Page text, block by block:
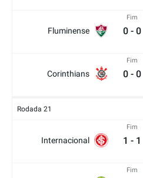
Fluminense
Fim
0 - 0
Corinthians
Fim
0 - 0
Rodada 21
Internacional
Fim
1 - 1
Fim